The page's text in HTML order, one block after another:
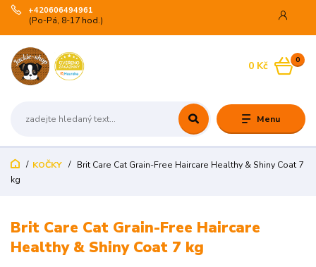
Menu
+420606494961
(Po-Pá, 8-17 hod.)
0
0 Kč
KOČKY
Brit Care Cat Grain-Free Haircare Healthy & Shiny Coat 7
kg
Brit Care Cat Grain-Free Haircare
Healthy & Shiny Coat 7 kg